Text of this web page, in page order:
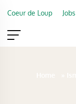
Coeur de Loup Jobs